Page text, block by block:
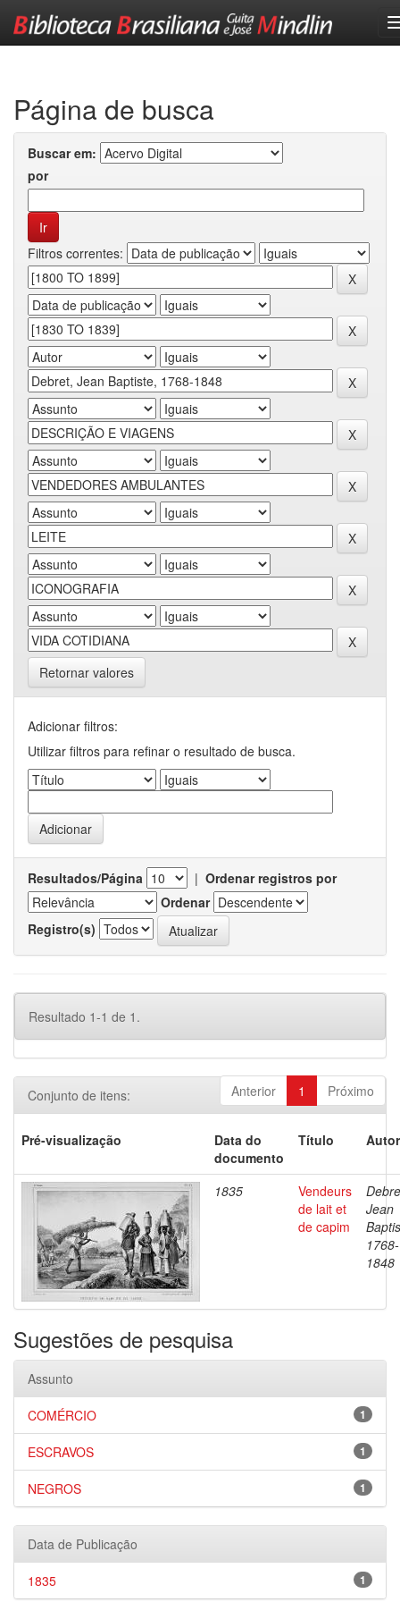
Página de busca
Buscar em:
por
Filtros correntes:
Retornar valores
Adicionar filtros:
Utilizar filtros para refinar o resultado de busca.
Resultados/Página | Ordenar registros por
Ordenar
Registro(s)
Resultado 1-1 de 1.
Anterior 1 Próximo
Conjunto de itens:
Pré-visualização
Data do
documento
Título
1835
Vendeurs
de lait et
de capim
Jean
1768-
1848
Sugestões de pesquisa
Assunto
1
COMÉRCIO
1
ESCRAVOS
1
NEGROS
Data de Publicação
1
1835